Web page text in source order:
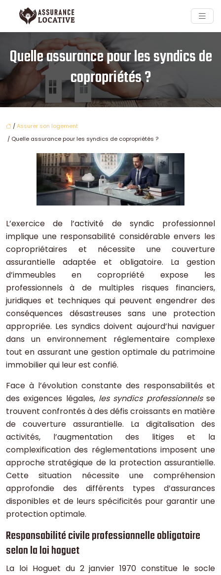
Quelle assurance pour les syndics de
copropriétés ?
/Assurer son logement
/ Quelle assurance pour les syndics de copropriétés ?
L’exercice de l’activité de syndic professionnel
implique une responsabilité considérable envers les
copropriétaires et nécessite une couverture
assurantielle adaptée et obligatoire. La gestion
d’immeubles en copropriété expose les
professionnels à de multiples risques financiers,
juridiques et techniques qui peuvent engendrer des
conséquences désastreuses sans une protection
appropriée. Les syndics doivent aujourd’hui naviguer
dans un environnement réglementaire complexe
tout en assurant une gestion optimale du patrimoine
immobilier qui leur est confié.
Face à l’évolution constante des responsabilités et
des exigences légales, les syndics professionnelsse
trouvent confrontés à des défis croissants en matière
de couverture assurantielle. La digitalisation des
activités, l’augmentation des litiges et la
complexification des réglementations imposent une
approche stratégique de la protection assurantielle.
Cette situation nécessite une compréhension
approfondie des différents types d’assurances
disponibles et de leurs spécificités pour garantir une
protection optimale.
Responsabilité civile professionnelle obligatoire
selon la loi hoguet
La loi Hoguet du 2 janvier 1970 constitue le socle